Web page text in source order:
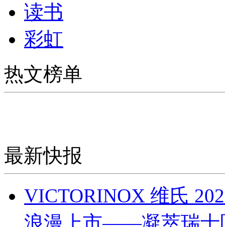
读书
彩虹
热文榜单
最新快报
VICTORINOX 维氏
浪漫上市——凝萃瑞士